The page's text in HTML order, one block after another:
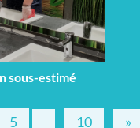
sous-estimé
5 10 »